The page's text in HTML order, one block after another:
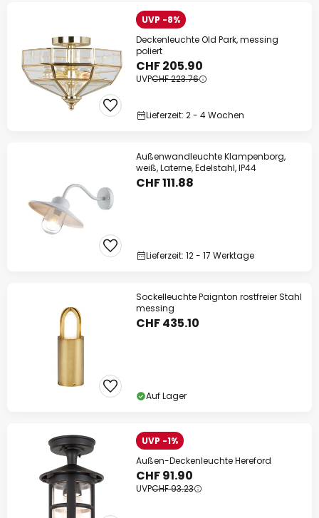
UVP -8%
Deckenleuchte Old Park, messing
poliert
CHF 205.90
UVPCHF 223.76
Lieferzeit: 2 - 4 Wochen
Außenwandleuchte Klampenborg,
weiß, Laterne, Edelstahl, IP44
CHF 111.88
Lieferzeit: 12 - 17 Werktage
Sockelleuchte Paignton rostfreier Stahl
messing
CHF 435.10
Auf Lager
UVP -1%
Außen-Deckenleuchte Hereford
CHF 91.90
UVPCHF 93.23